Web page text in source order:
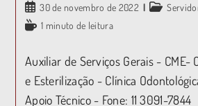
30 de novembro de 2022
1 minuto de leitura
Auxiliar de Serviços Gerais - CME-
e Esterilização - Clínica
Apoio Técnico - Fone: 11 3091-7844